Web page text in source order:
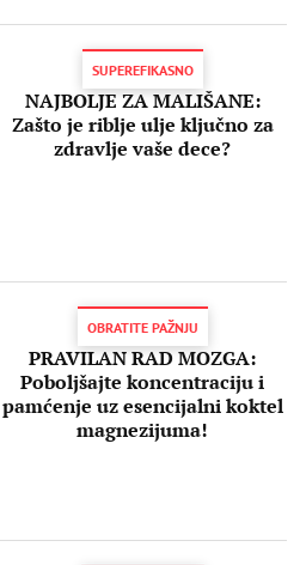
SUPEREFIKASNO
NAJBOLJE ZA MALIŠANE:
Zašto je riblje ulje ključno za
zdravlje vaše dece?
OBRATITE PAŽNJU
PRAVILAN RAD MOZGA:
Poboljšajte koncentraciju i
pamćenje uz esencijalni koktel
magnezijuma!